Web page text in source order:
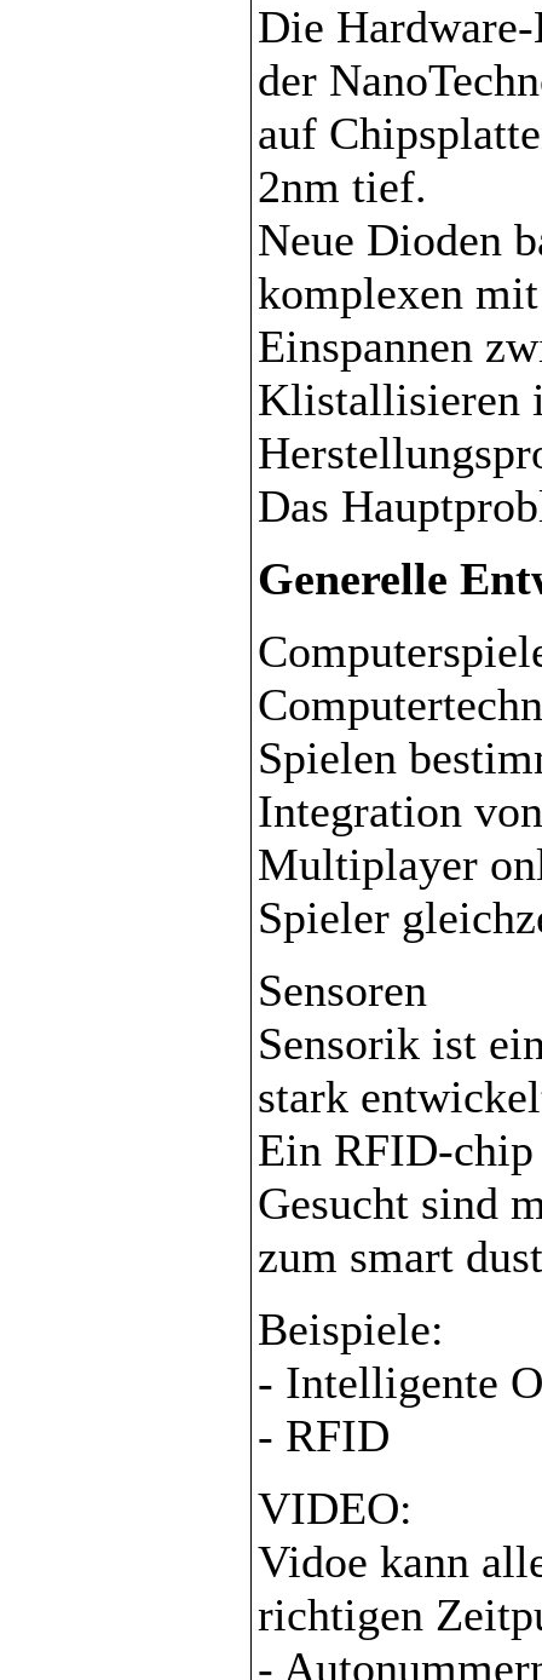
Die
der
auf
2nm tief.
Neue Dioden
komplexen
Einspannen
Klistallisieren
Das
Generelle
Spielen
Integration
Multiplayer
Spieler
Sensoren
Sensorik ist
stark
Ein RFID-chip
Gesucht sind
zum smart
Beispiele:
- Intelligente
- RFID
VIDEO:
Vidoe kann
richtigen
-